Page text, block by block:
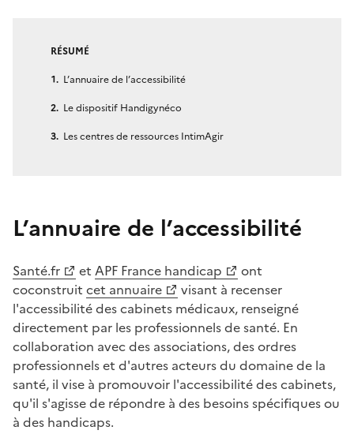
RÉSUMÉ
L’annuaire de l’accessibilité
Le dispositif Handigynéco
Les centres de ressources IntimAgir
L’annuaire de l’accessibilité
Santé.fr et APF France handicap
ont
coconstruit cet annuaire
visant à recenser
l'accessibilité des cabinets médicaux, renseigné
directement par les professionnels de santé. En
collaboration avec des associations, des ordres
professionnels et d'autres acteurs du domaine de la
santé, il vise à promouvoir l'accessibilité des cabinets,
qu'il s'agisse de répondre à des besoins spécifiques ou
à des handicaps.